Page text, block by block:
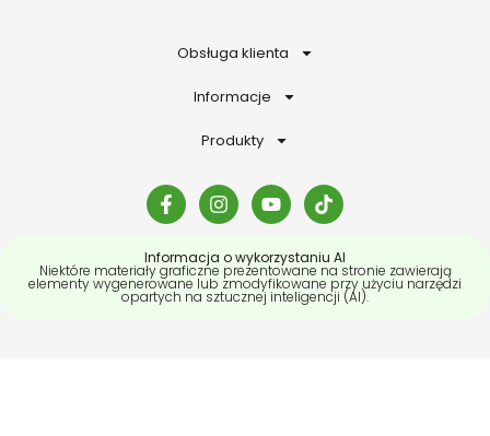
Obsługa klienta
Informacje
Produkty
Informacja o wykorzystaniu AI
Niektóre materiały graficzne prezentowane na stronie zawierają
elementy wygenerowane lub zmodyfikowane przy użyciu narzędzi
opartych na sztucznej inteligencji (AI).